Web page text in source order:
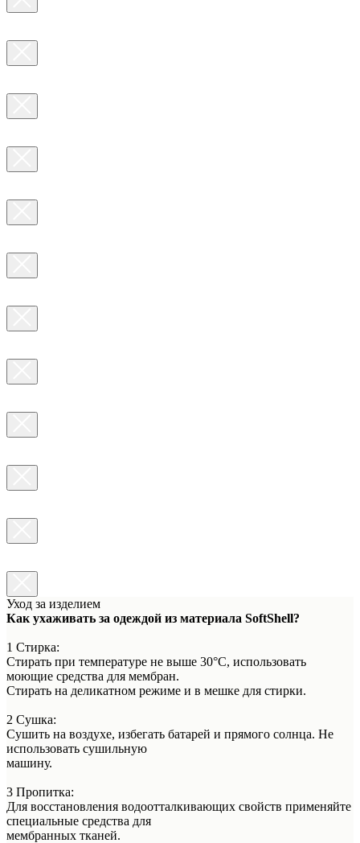
Уход за изделием
Как ухаживать за одеждой из материала SoftShell?
1 Стирка:
Стирать при температуре не выше 30°C, использовать
моющие средства для мембран.
Стирать на деликатном режиме и в мешке для стирки.
2 Сушка:
Сушить на воздухе, избегать батарей и прямого солнца. Не
использовать сушильную
машину.
3 Пропитка:
Для восстановления водоотталкивающих свойств применяйте
специальные средства для
мембранных тканей.